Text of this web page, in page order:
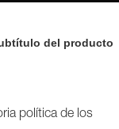
del producto
política de los